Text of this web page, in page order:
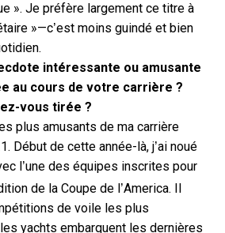
». Je préfère largement ce titre à
»—c’est moins guindé et bien
intéressante ou amusante
au cours de votre carrière ?
vous tirée ?
plus amusants de ma carrière
Début de cette année-là, j’ai noué
l’une des équipes inscrites pour
de la Coupe de l’America. Il
de voile les plus
yachts embarquent les dernières